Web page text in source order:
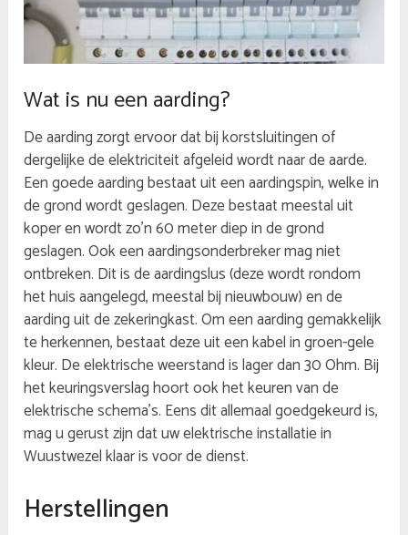
Wat is nu een aarding?
De aarding zorgt ervoor dat bij korstsluitingen of
dergelijke de elektriciteit afgeleid wordt naar de aarde.
Een goede aarding bestaat uit een aardingspin, welke in
de grond wordt geslagen. Deze bestaat meestal uit
koper en wordt zo’n 60 meter diep in de grond
geslagen. Ook een aardingsonderbreker mag niet
ontbreken. Dit is de aardingslus (deze wordt rondom
het huis aangelegd, meestal bij nieuwbouw) en de
aarding uit de zekeringkast. Om een aarding gemakkelijk
te herkennen, bestaat deze uit een kabel in groen-gele
kleur. De elektrische weerstand is lager dan 30 Ohm. Bij
het keuringsverslag hoort ook het keuren van de
elektrische schema’s. Eens dit allemaal goedgekeurd is,
mag u gerust zijn dat uw elektrische installatie in
Wuustwezel klaar is voor de dienst.
Herstellingen